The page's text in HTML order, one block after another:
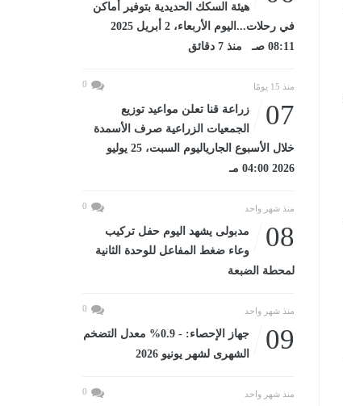
هيئة السكك الحديدية بتوفير أماكن
في رحلات...اليوم الأربعاء، 2 أبريل 2025
08:11 صـ منذ 7 دقائق
منذ 15 يومًا 0
07
زراعة قنا تعلن مواعيد توزيع
الجمعيات الزراعية صرف الأسمدة
خلال الأسبوع الجارياليوم السبت، 25 يوليو
2026 04:00 مـ
منذ شهر واحد 0
08
مدبولى يشهد اليوم حفل تركيب
وعاء ضغط المفاعل للوحدة الثانية
لمحطة الضبعة
منذ شهر واحد 0
09
جهاز الإحصاء: - 0.9% معدل التضخم
الشهرى لشهر يونيو 2026
منذ شهر واحد 0